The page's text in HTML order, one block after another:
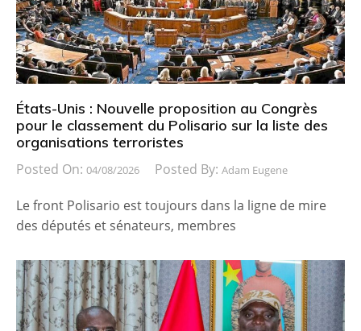
États-Unis : Nouvelle proposition au Congrès
pour le classement du Polisario sur la liste des
organisations terroristes
Posted On: 04/08/2026 Posted By: Adam Eugene
Le front Polisario est toujours dans la ligne de mire
des députés et sénateurs, membres